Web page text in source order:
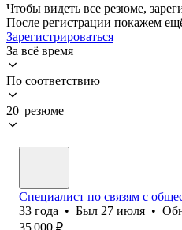
Чтобы видеть все резюме,
После регистрации покажем
Зарегистрироваться
За всё время
По соответствию
20 резюме
Специалист по связям с
33 года • Был 27 июля •
35 000 ₽